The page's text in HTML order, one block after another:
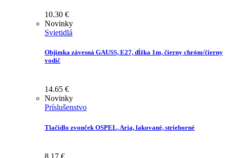
10.30 €
Novinky
Svietidlá
Objímka závesná GAUSS, E27, dĺžka 1m, čierny chróm/čierny
vodič
14.65 €
Novinky
Príslušenstvo
Tlačidlo zvonček OSPEL, Aria, lakované, strieborné
8.17 €